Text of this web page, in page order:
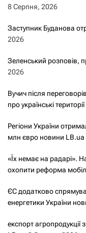
8 Серпня, 2026
Заступник Буданова
2026
Зеленський розповів,
2026
Вучич після
про українські території
Регіони України
млн євро новини LB.ua
«Їх немає на радарі».
охопити реформа
ЄС додатково
енергетики України
експорт